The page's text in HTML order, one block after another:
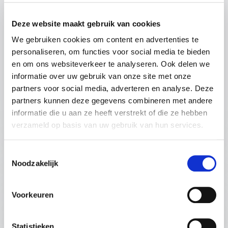
Deze website maakt gebruik van cookies
We gebruiken cookies om content en advertenties te
personaliseren, om functies voor social media te bieden
en om ons websiteverkeer te analyseren. Ook delen we
informatie over uw gebruik van onze site met onze
partners voor social media, adverteren en analyse. Deze
partners kunnen deze gegevens combineren met andere
informatie die u aan ze heeft verstrekt of die ze hebben
verzameld op basis van uw gebruik van hun services.
Noodzakelijk
Voorkeuren
Statistieken
activisme samenkomen om tastbare resultaten
strategieën die individuen en organisaties helpen
processen te transformeren door duidelijke
doelen te stellen en innovatief samen te werken
met stakeholders. Daarbij geeft hij een inkijk in
hoe juridisch actievoeren via het
desbewustheidsexploot vervuilende producten
uit winkels wist te weren.
+ Lees meer
Vraag vrijblijvend info aan: Merijn Tinga
60 - 90 minuten
Leiderschap
maakt? Merijn Tinga neemt je mee in zijn
persoonlijke verhaal van doorzettingsvermogen,